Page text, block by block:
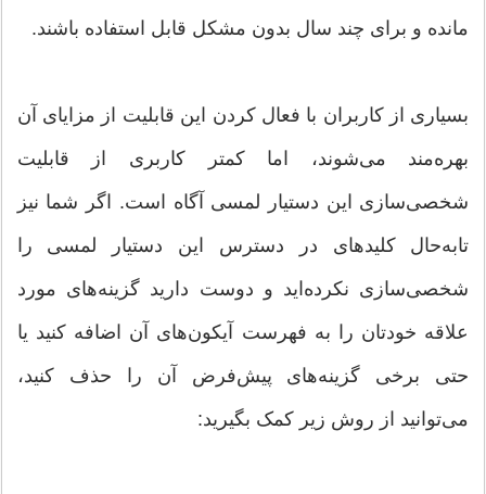
مانده و برای چند سال بدون مشکل قابل استفاده باشند.
بسیاری از کاربران با فعال کردن این قابلیت از مزایای آن
بهره‌مند می‌شوند، اما کمتر کاربری از قابلیت
شخصی‌سازی این دستیار لمسی آگاه است. اگر شما نیز
تابه‌حال کلیدهای در دسترس این دستیار لمسی را
شخصی‌سازی نکرده‌اید و دوست دارید گزینه‌های مورد
علاقه خودتان را به فهرست آیکون‌های آن اضافه کنید یا
حتی برخی گزینه‌های پیش‌فرض آن را حذف کنید،
می‌توانید از روش زیر کمک بگیرید: